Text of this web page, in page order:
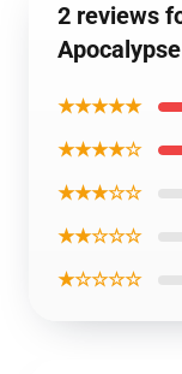
2 reviews
★★★★★
★★★★☆
★★★☆☆
★★☆☆☆
★☆☆☆☆